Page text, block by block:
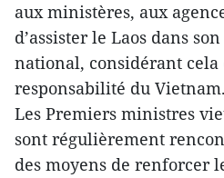
aux ministères, aux
d’assister le Laos dans
national, considérant cela
responsabilité du Vietnam.
Les Premiers ministres
sont régulièrement
des moyens de renforcer